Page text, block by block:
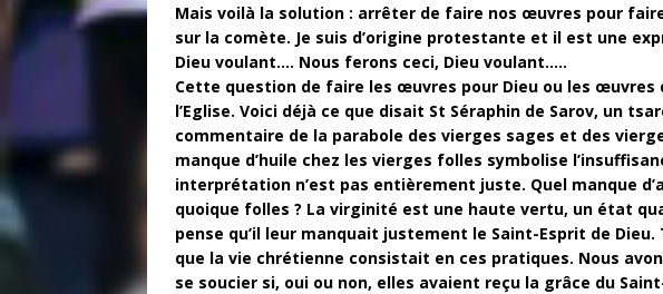
Mais voilà la solution : arrêter de faire nos œuvres pour
sur la comète. Je suis d’origine protestante et il est une
Dieu voulant…. Nous ferons ceci, Dieu voulant…..
Cette question de faire les œuvres pour Dieu ou les œuvres
l’Eglise. Voici déjà ce que disait St Séraphin de Sarov, un
commentaire de la parabole des vierges sages et des
manque d’huile chez les vierges folles symbolise
interprétation n’est pas entièrement juste. Quel manque
quoique folles ? La virginité est une haute vertu, un état
pense qu’il leur manquait justement le Saint-Esprit de
que la vie chrétienne consistait en ces pratiques. Nous
se soucier si, oui ou non, elles avaient reçu la grâce du